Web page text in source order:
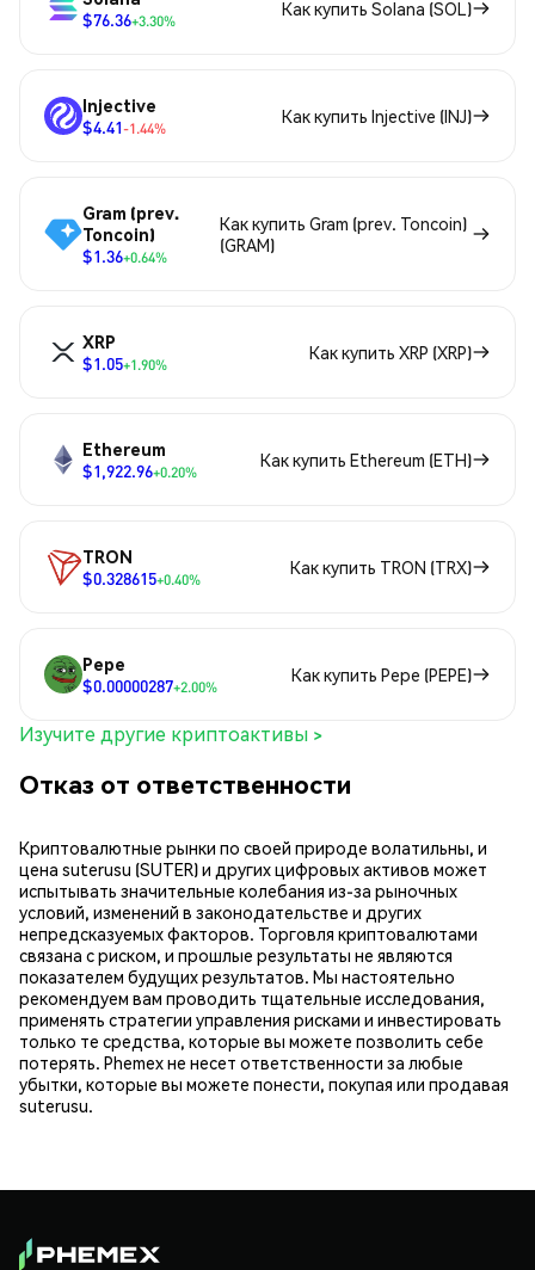
$76.36+3.30%
Как купить Solana (SOL)
Injective
$4.41-1.44%
Как купить Injective (INJ)
Gram (prev.
Toncoin)
$1.36+0.64%
Как купить Gram (prev. Toncoin)
(GRAM)
XRP
$1.05+1.90%
Как купить XRP (XRP)
Ethereum
$1,922.96+0.20%
Как купить Ethereum (ETH)
TRON
$0.328615+0.40%
Как купить TRON (TRX)
Pepe
$0.00000287+2.00%
Как купить Pepe (PEPE)
Изучите другие криптоактивы >
Отказ от ответственности
Криптовалютные рынки по своей природе волатильны, и
цена suterusu (SUTER) и других цифровых активов может
испытывать значительные колебания из-за рыночных
условий, изменений в законодательстве и других
непредсказуемых факторов. Торговля криптовалютами
связана с риском, и прошлые результаты не являются
показателем будущих результатов. Мы настоятельно
рекомендуем вам проводить тщательные исследования,
применять стратегии управления рисками и инвестировать
только те средства, которые вы можете позволить себе
потерять. Phemex не несет ответственности за любые
убытки, которые вы можете понести, покупая или продавая
suterusu.